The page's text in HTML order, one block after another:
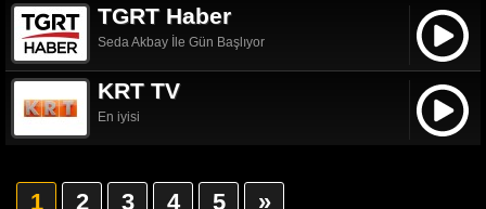
TGRT Haber
Seda Akbay İle Gün Başlıyor
KRT TV
En iyisi
1 2 3 4 5 »